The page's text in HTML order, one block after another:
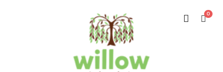
0